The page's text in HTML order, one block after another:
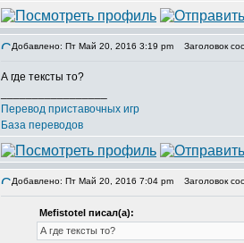
Добавлено: Пт Май 20, 2016 3:19 pm Заголовок
А где тексты то?
Перевод приставочных игр
База переводов
Добавлено: Пт Май 20, 2016 7:04 pm Заголовок
Mefistotel писал(а):
А где тексты то?